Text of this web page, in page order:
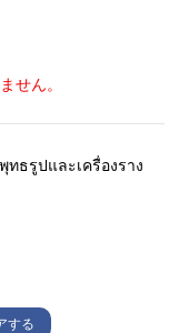
せん。
ทธรูปและเครื่องราง
する